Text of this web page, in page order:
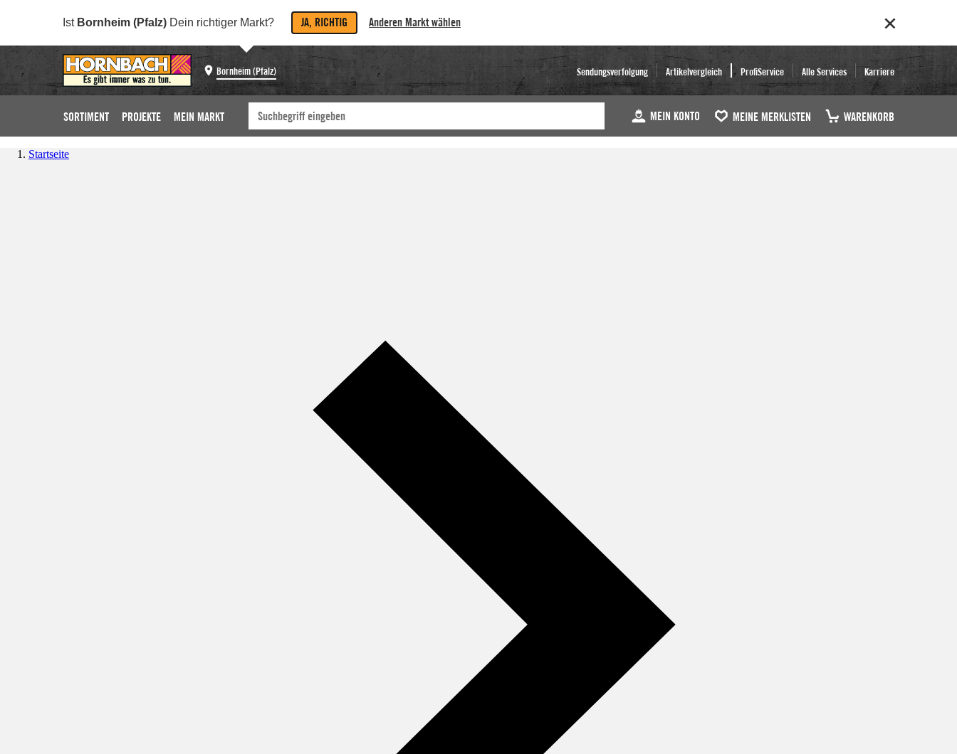
Ist Bornheim (Pfalz) Dein richtiger Markt? JA, RICHTIG Anderen Markt wählen
Bornheim (Pfalz) Sendungsverfolgung Artikelvergleich ProfiService Alle Services Karriere
SORTIMENT PROJEKTE MEIN MARKT MEIN KONTO MEINE MERKLISTEN WARENKORB
Startseite